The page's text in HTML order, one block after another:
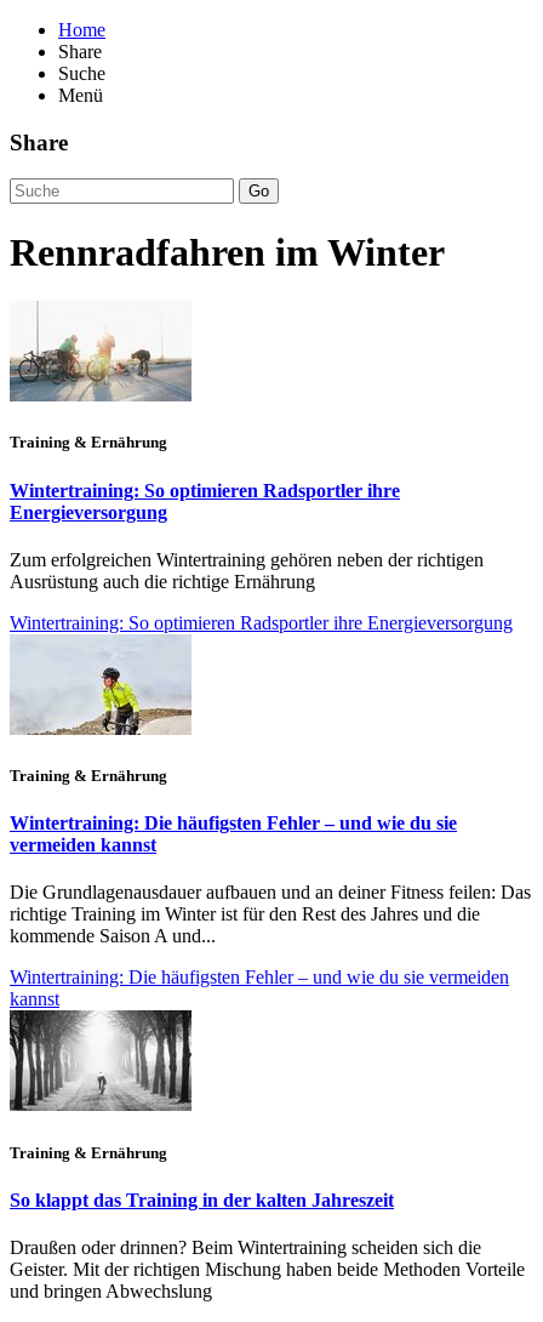
Home
Share
Suche
Menü
Share
Go
Rennradfahren im Winter
Training & Ernährung
Wintertraining: So optimieren Radsportler ihre
Energieversorgung
Zum erfolgreichen Wintertraining gehören neben der richtigen
Ausrüstung auch die richtige Ernährung
Wintertraining: So optimieren Radsportler ihre Energieversorgung
Training & Ernährung
Wintertraining: Die häufigsten Fehler – und wie du sie
vermeiden kannst
Die Grundlagenausdauer aufbauen und an deiner Fitness feilen: Das
richtige Training im Winter ist für den Rest des Jahres und die
kommende Saison A und...
Wintertraining: Die häufigsten Fehler – und wie du sie vermeiden
kannst
Training & Ernährung
So klappt das Training in der kalten Jahreszeit
Draußen oder drinnen? Beim Wintertraining scheiden sich die
Geister. Mit der richtigen Mischung haben beide Methoden Vorteile
und bringen Abwechslung